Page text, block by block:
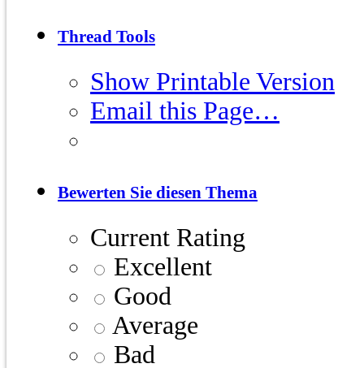
Thread Tools
Show Printable Version
Email this Page…
Bewerten Sie diesen Thema
Current Rating
Excellent
Good
Average
Bad